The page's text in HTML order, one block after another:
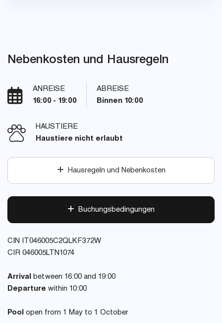
Nebenkosten und Hausregeln
ANREISE
16:00 - 19:00
ABREISE
Binnen 10:00
HAUSTIERE
Haustiere nicht erlaubt
Hausregeln und Nebenkosten
Buchungsbedingungen
CIN IT046005C2QLKF372W
CIR 046005LTN1074
Arrival between 16:00 and 19:00
Departure within 10:00
Pool open from 1 May to 1 October